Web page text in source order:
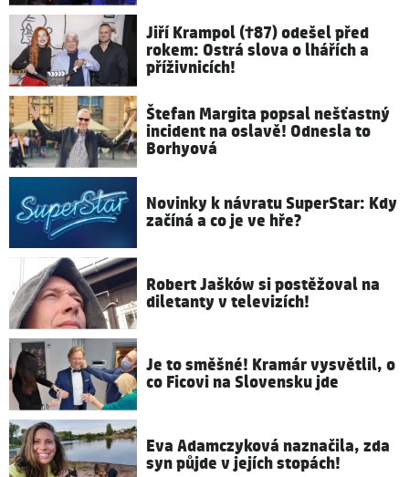
Jiří Krampol (†87) odešel před
rokem: Ostrá slova o lhářích a
příživnicích!
Štefan Margita popsal nešťastný
incident na oslavě! Odnesla to
Borhyová
Novinky k návratu SuperStar: Kdy
začíná a co je ve hře?
Robert Jašków si postěžoval na
diletanty v televizích!
Je to směšné! Kramár vysvětlil, o
co Ficovi na Slovensku jde
Eva Adamczyková naznačila, zda
syn půjde v jejích stopách!